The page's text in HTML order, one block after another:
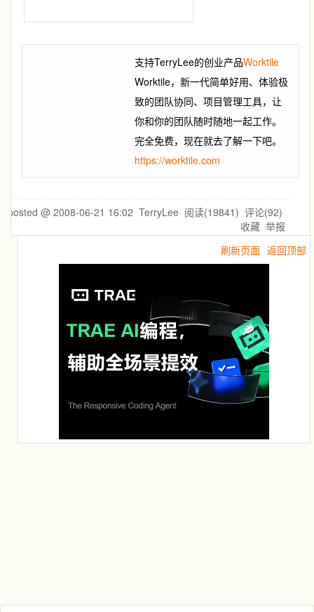
支持TerryLee的创业产品Worktile
Worktile，新一代简单好用、体验极
致的团队协同、项目管理工具，让
你和你的团队随时随地一起工作。
完全免费，现在就去了解一下吧。
https://worktile.com
posted @ 2008-06-21 16:02 TerryLee 阅读(19841) 评论(92)
收藏 举报
刷新页面 返回顶部